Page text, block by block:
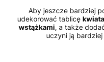
Aby jeszcze bardziej
udekorować tablicę
wstążkami, a także
uczyni ją